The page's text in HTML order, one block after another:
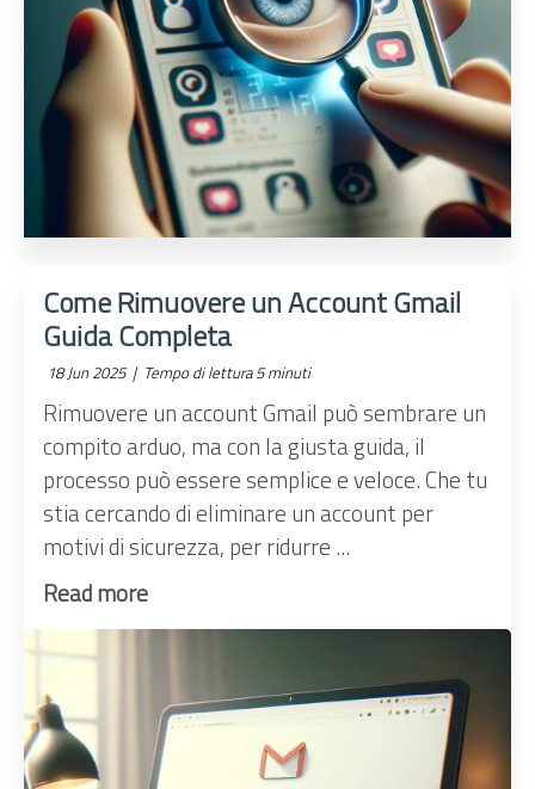
Come Rimuovere un Account Gmail
Guida Completa
18 Jun 2025 | Tempo di lettura 5 minuti
Rimuovere un account Gmail può sembrare un
compito arduo, ma con la giusta guida, il
processo può essere semplice e veloce. Che tu
stia cercando di eliminare un account per
motivi di sicurezza, per ridurre ...
Read more